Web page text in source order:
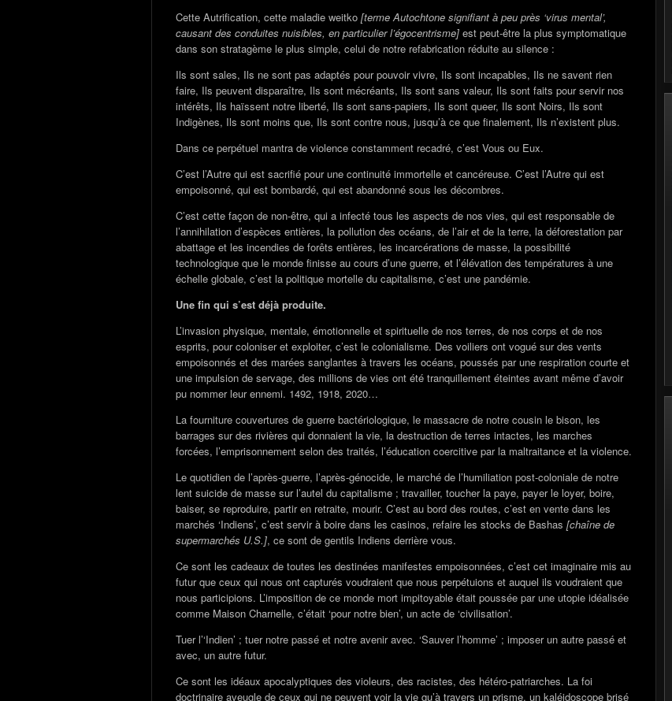
Cette Autrification, cette maladie weitko [terme Autochtone signifiant à peu près ‘virus mental’,
causant des conduites nuisibles, en particulier l’égocentrisme] est peut-être la plus symptomatique
dans son stratagème le plus simple, celui de notre refabrication réduite au silence :
Ils sont sales, Ils ne sont pas adaptés pour pouvoir vivre, Ils sont incapables, Ils ne savent rien
faire, Ils peuvent disparaître, Ils sont mécréants, Ils sont sans valeur, Ils sont faits pour servir nos
intérêts, Ils haïssent notre liberté, Ils sont sans-papiers, Ils sont queer, Ils sont Noirs, Ils sont
Indigènes, Ils sont moins que, Ils sont contre nous, jusqu’à ce que finalement, Ils n’existent plus.
Dans ce perpétuel mantra de violence constamment recadré, c’est Vous ou Eux.
C’est l’Autre qui est sacrifié pour une continuité immortelle et cancéreuse. C’est l’Autre qui est
empoisonné, qui est bombardé, qui est abandonné sous les décombres.
C’est cette façon de non-être, qui a infecté tous les aspects de nos vies, qui est responsable de
l’annihilation d’espèces entières, la pollution des océans, de l’air et de la terre, la déforestation par
abattage et les incendies de forêts entières, les incarcérations de masse, la possibilité
technologique que le monde finisse au cours d’une guerre, et l’élévation des températures à une
échelle globale, c’est la politique mortelle du capitalisme, c’est une pandémie.
Une fin qui s’est déjà produite.
L’invasion physique, mentale, émotionnelle et spirituelle de nos terres, de nos corps et de nos
esprits, pour coloniser et exploiter, c’est le colonialisme. Des voiliers ont vogué sur des vents
empoisonnés et des marées sanglantes à travers les océans, poussés par une respiration courte et
une impulsion de servage, des millions de vies ont été tranquillement éteintes avant même d’avoir
pu nommer leur ennemi. 1492, 1918, 2020…
La fourniture couvertures de guerre bactériologique, le massacre de notre cousin le bison, les
barrages sur des rivières qui donnaient la vie, la destruction de terres intactes, les marches
forcées, l’emprisonnement selon des traités, l’éducation coercitive par la maltraitance et la violence.
Le quotidien de l’après-guerre, l’après-génocide, le marché de l’humiliation post-coloniale de notre
lent suicide de masse sur l’autel du capitalisme ; travailler, toucher la paye, payer le loyer, boire,
baiser, se reproduire, partir en retraite, mourir. C’est au bord des routes, c’est en vente dans les
marchés ‘Indiens’, c’est servir à boire dans les casinos, refaire les stocks de Bashas [chaîne de
supermarchés U.S.], ce sont de gentils Indiens derrière vous.
Ce sont les cadeaux de toutes les destinées manifestes empoisonnées, c’est cet imaginaire mis au
futur que ceux qui nous ont capturés voudraient que nous perpétuions et auquel ils voudraient que
nous participions. L’imposition de ce monde mort impitoyable était poussée par une utopie idéalisée
comme Maison Charnelle, c’était ‘pour notre bien’, un acte de ‘civilisation’.
Tuer l’‘Indien’ ; tuer notre passé et notre avenir avec. ‘Sauver l’homme’ ; imposer un autre passé et
avec, un autre futur.
Ce sont les idéaux apocalyptiques des violeurs, des racistes, des hétéro-patriarches. La foi
doctrinaire aveugle de ceux qui ne peuvent voir la vie qu’à travers un prisme, un kaléidoscope brisé